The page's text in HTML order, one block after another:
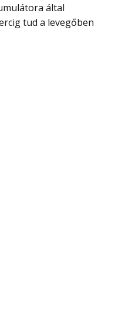
tud a levegőben